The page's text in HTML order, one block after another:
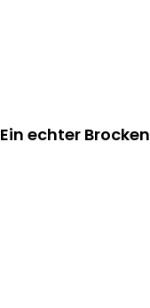
Ein echter Brocken